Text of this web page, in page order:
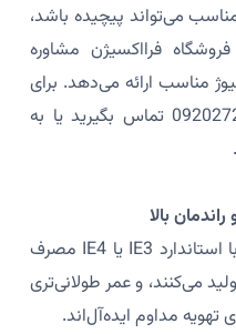
می‌تواند پیچیده باشد،
فرااکسیژن مشاوره
مناسب ارائه می‌دهد. برای
اطلاعات بیشتر، با شماره 09202720270 تماس بگیرید یا به
موتورهای راندمان بالا: موتورهای با استاندارد IE3 یا IE4 مصرف
می‌کنند، و عمر طولانی‌تری
تهویه مداوم ایده‌آل‌اند.